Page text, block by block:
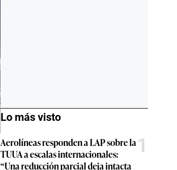
Lo más visto
Aerolíneas responden a LAP sobre la
TUUA a escalas internacionales:
“Una reducción parcial deja intacta
1